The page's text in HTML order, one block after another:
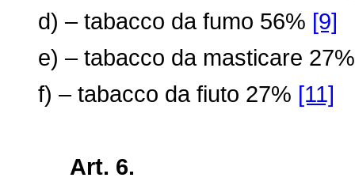
d) – tabacco da fumo 56% [9]
e) – tabacco da masticare
f) – tabacco da fiuto 27% [11]
Art. 6.